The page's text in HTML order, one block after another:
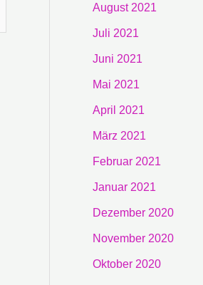
August 2021
Juli 2021
Juni 2021
Mai 2021
April 2021
März 2021
Februar 2021
Januar 2021
Dezember 2020
November 2020
Oktober 2020